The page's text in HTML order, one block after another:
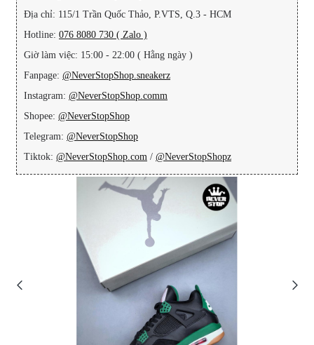
Địa chỉ: 115/1 Trần Quốc Thảo, P.VTS, Q.3 - HCM
Hotline: 076 8080 730 ( Zalo )
Giờ làm việc: 15:00 - 22:00 ( Hằng ngày )
Fanpage: @NeverStopShop.sneakerz
Instagram: @NeverStopShop.comm
Shopee: @NeverStopShop
Telegram: @NeverStopShop
Tiktok: @NeverStopShop.com / @NeverStopShopz